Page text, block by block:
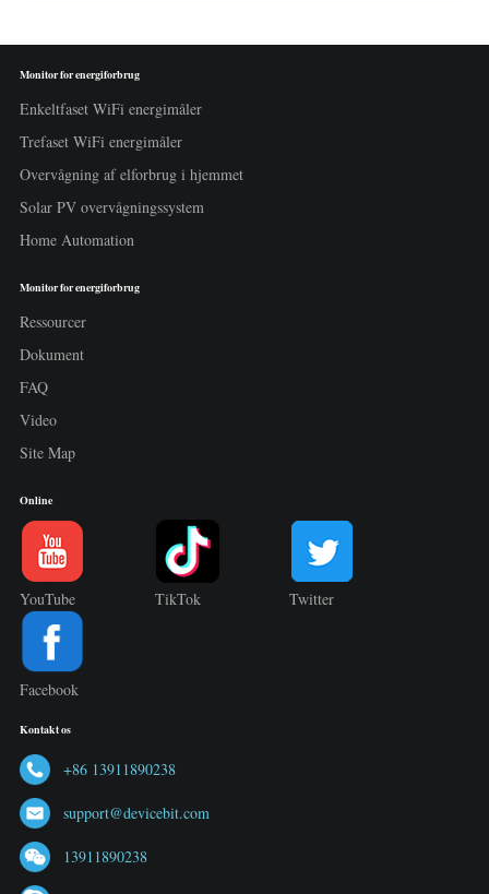
Monitor for energiforbrug
Enkeltfaset WiFi energimåler
Trefaset WiFi energimåler
Overvågning af elforbrug i hjemmet
Solar PV overvågningssystem
Home Automation
Monitor for energiforbrug
Ressourcer
Dokument
FAQ
Video
Site Map
Online
YouTube TikTok Twitter
Facebook
Kontakt os
+86 13911890238
support@devicebit.com
13911890238